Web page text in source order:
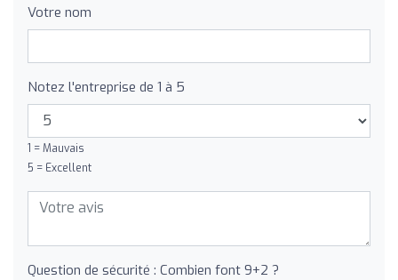
Votre nom
Notez l'entreprise de 1 à 5
1 = Mauvais
5 = Excellent
Question de sécurité : Combien font 9+2 ?